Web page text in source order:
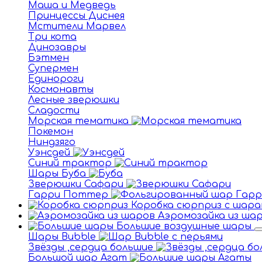
Маша и Медведь
Принцессы Диснея
Мстители Марвел
Три кота
Динозавры
Бэтмен
Супермен
Единороги
Космонавты
Лесные зверюшки
Сладости
Морская тематика
Покемон
Ниндзяго
Уэнсдей
Синий трактор
Шары Буба
Зверюшки Сафари
Гарри Поттер
Коробка сюрприз с
Аэромозайка из
Большие воздушные шары
Шары Bubble
Звёзды ,сердца большие
Большой шар Агат